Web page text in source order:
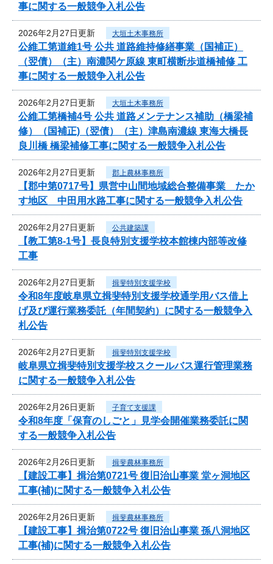
事に関する一般競争入札公告
2026年2月27日更新 大垣土木事務所
公維工第道維1号 公共 道路維持修繕事業（国補正）
（翌債）（主）南濃関ケ原線 東町横断歩道橋補修 工
事に関する一般競争入札公告
2026年2月27日更新 大垣土木事務所
公維工第橋補4号 公共 道路メンテナンス補助（橋梁補
修）（国補正)（翌債）（主）津島南濃線 東海大橋長
良川橋 橋梁補修工事に関する一般競争入札公告
2026年2月27日更新 郡上農林事務所
【郡中第0717号】県営中山間地域総合整備事業 たか
す地区 中田用水路工事に関する一般競争入札公告
2026年2月27日更新 公共建築課
【教工第8-1号】長良特別支援学校本館棟内部等改修
工事
2026年2月27日更新 揖斐特別支援学校
令和8年度岐阜県立揖斐特別支援学校通学用バス借上
げ及び運行業務委託（年間契約）に関する一般競争入
札公告
2026年2月27日更新 揖斐特別支援学校
岐阜県立揖斐特別支援学校スクールバス運行管理業務
に関する一般競争入札公告
2026年2月26日更新 子育て支援課
令和8年度「保育のしごと」見学会開催業務委託に関
する一般競争入札公告
2026年2月26日更新 揖斐農林事務所
【建設工事】揖治第0721号 復旧治山事業 堂ヶ洞地区
工事(補)に関する一般競争入札公告
2026年2月26日更新 揖斐農林事務所
【建設工事】揖治第0722号 復旧治山事業 孫八洞地区
工事(補)に関する一般競争入札公告